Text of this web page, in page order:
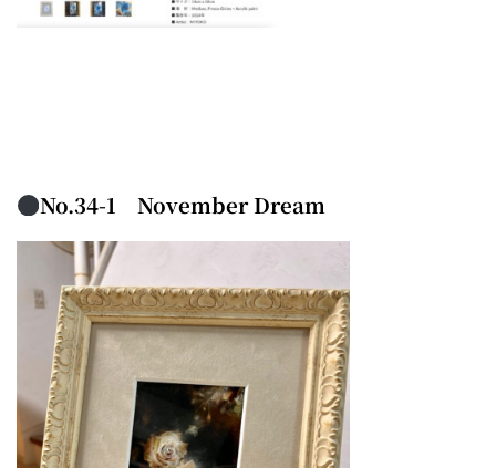
No.34-1 November Dream